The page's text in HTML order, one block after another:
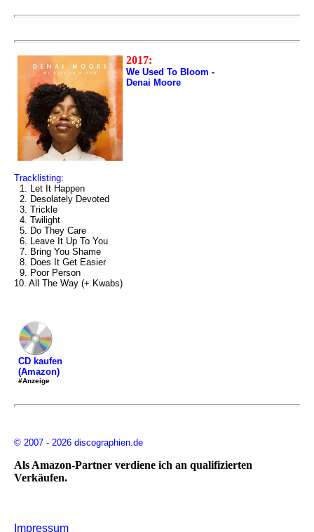
2017:
We Used To Bloom -
Denai Moore
Tracklisting:
1. Let It Happen
2. Desolately Devoted
3. Trickle
4. Twilight
5. Do They Care
6. Leave It Up To You
7. Bring You Shame
8. Does It Get Easier
9. Poor Person
10. All The Way (+ Kwabs)
CD kaufen
(Amazon)
#Anzeige
© 2007 - 2026 discographien.de
Als Amazon-Partner verdiene ich an qualifizierten
Verkäufen.
Impressum